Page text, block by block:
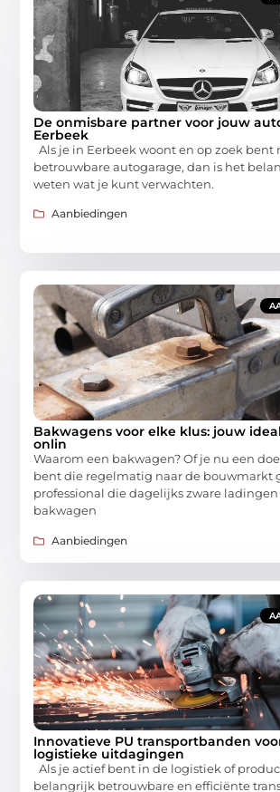
De onmisbare partner voor jouw
Eerbeek
Als je in Eerbeek woont en op zoek bent
betrouwbare autogarage, dan is het
weten wat je kunt verwachten.
Aanbiedingen
Bakwagens voor elke klus: jouw
onlin
Waarom een bakwagen? Of je nu een
bent die regelmatig naar de bouwmarkt
professional die dagelijks zware ladingen
bakwagen
Aanbiedingen
Innovatieve PU transportbanden
logistieke uitdagingen
Als je actief bent in de logistiek of
belangrijk betrouwbare en efficiënte